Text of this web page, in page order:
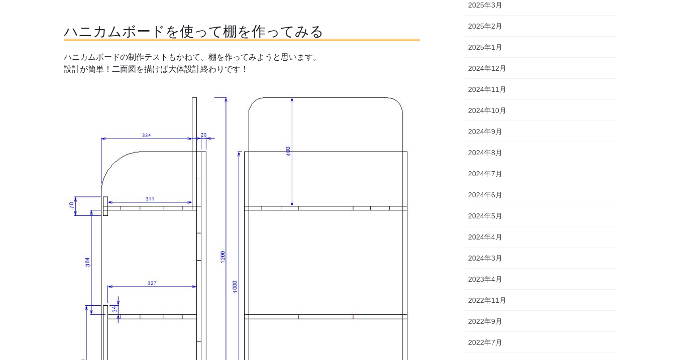
ハニカムボードを使って棚を作ってみる
ハニカムボードの制作テストもかねて、棚を作ってみようと思います。
設計が簡単！二面図を描けば大体設計終わりです！
2025年3月
2025年2月
2025年1月
2024年12月
2024年11月
2024年10月
2024年9月
2024年8月
2024年7月
2024年6月
2024年5月
2024年4月
2024年3月
2023年4月
2022年11月
2022年9月
2022年7月